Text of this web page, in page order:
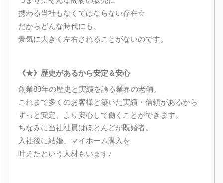
携わる当社もなくてはならない存在☆
だからどんな時代にも、
景気に大きく左右されることがないのです。
《★》歴史があるから安定＆安心
創業89年の歴史と実績を誇る業界の老舗。
これまで多くのお客様と築いた実績・信頼があるから
ずっと安定、より安心して働くことができます。
ちなみに当社社員はほとんどが既婚者。
入社後に結婚、マイホーム購入を
叶えたという人材もいます♪